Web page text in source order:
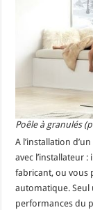
Poêle à granulés
A l’installation
avec l’installateur
fabricant, ou vous
automatique. Seul
performances du